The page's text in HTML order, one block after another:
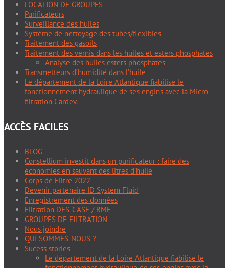
LOCATION DE GROUPES
Purificateurs
Surveillance des huiles
Système de nettoyage des tubes/flexibles
Traitement des gasoils
Traitement des vernis dans les huiles et esters phosphates
Analyse des huiles esters phosphates
Transmetteurs d’humidité dans l’huile
Le département de la Loire Atlantique fiabilise le
fonctionnement hydraulique de ses engins avec la Micro-
filtration Cardev.
ACCÈS FACILES
BLOG
Constellium investit dans un purificateur : faire des
économies en sauvant des litres d’huile
Corps de Filtre 2022
Devenir partenaire ID System Fluid
Enregistrement des données
Filtration DES-CASE / RMF
GROUPES DE FILTRATION
Nous joindre
QUI SOMMES-NOUS ?
Sucess stories
Le département de la Loire Atlantique fiabilise le